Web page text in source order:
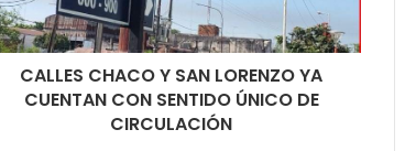
CALLES CHACO Y SAN LORENZO YA
CUENTAN CON SENTIDO ÚNICO DE
CIRCULACIÓN